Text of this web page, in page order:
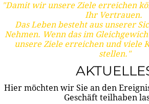
"Damit wir unsere Ziele erreichen
Ihr Vertrauen.
Das Leben besteht aus unserer
Nehmen. Wenn das im
unsere Ziele erreichen und viele
stellen."
Hier möchten wir Sie an den
Geschäft teilhaben